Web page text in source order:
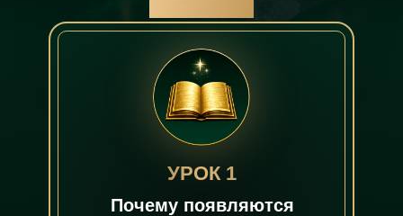
УРОК 1
Почему появляются